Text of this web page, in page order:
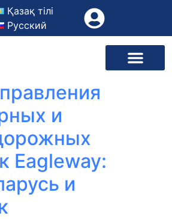
Қазақ тілі
Русский
и
Eagleway:
и